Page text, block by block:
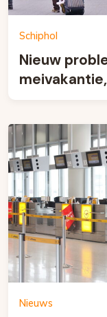
Schiphol
Nieuw
Nieuws